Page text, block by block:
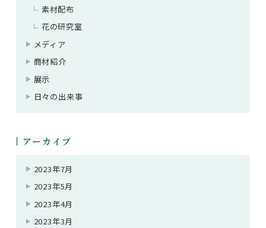
素材配布
花の研究室
メディア
商材紹介
展示
日々の出来事
アーカイブ
2023年7月
2023年5月
2023年4月
2023年3月